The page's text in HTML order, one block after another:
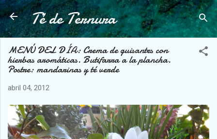
Ir al contenido principal
Té de Ternura
MENÚ DEL DÍA: Crema de guisantes con
hierbas aromáticas. Butifarra a la plancha.
Postre: mandarinas y té verde
abril 04, 2012